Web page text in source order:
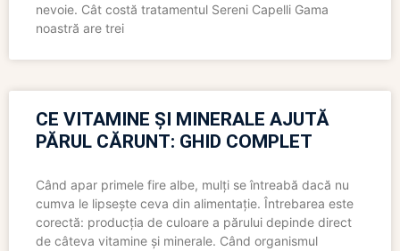
nevoie. Cât costă tratamentul Sereni Capelli Gama
noastră are trei
CE VITAMINE ȘI MINERALE AJUTĂ
PĂRUL CĂRUNT: GHID COMPLET
Când apar primele fire albe, mulți se întreabă dacă nu
cumva le lipsește ceva din alimentație. Întrebarea este
corectă: producția de culoare a părului depinde direct
de câteva vitamine și minerale. Când organismul